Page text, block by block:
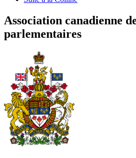
Association canadienne
parlementaires